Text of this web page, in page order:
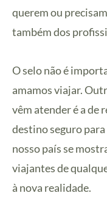
querem ou
também dos
O selo não é
amamos viajar.
vêm atender é a de
destino seguro
nosso país se
viajantes de
à nova realidade.